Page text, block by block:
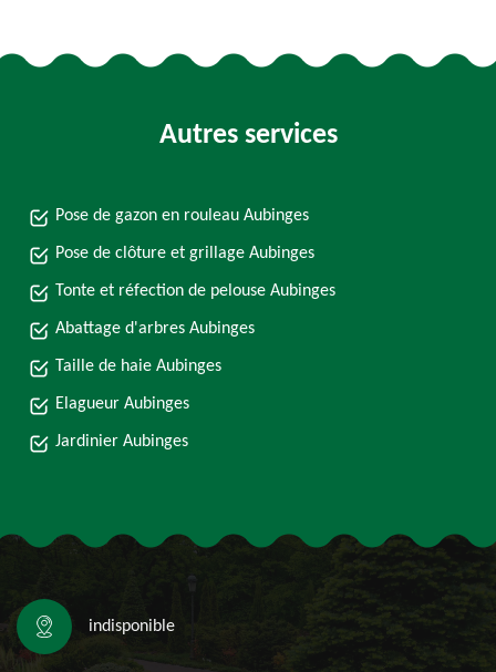
Autres services
Pose de gazon en rouleau Aubinges
Pose de clôture et grillage Aubinges
Tonte et réfection de pelouse Aubinges
Abattage d'arbres Aubinges
Taille de haie Aubinges
Elagueur Aubinges
Jardinier Aubinges
indisponible